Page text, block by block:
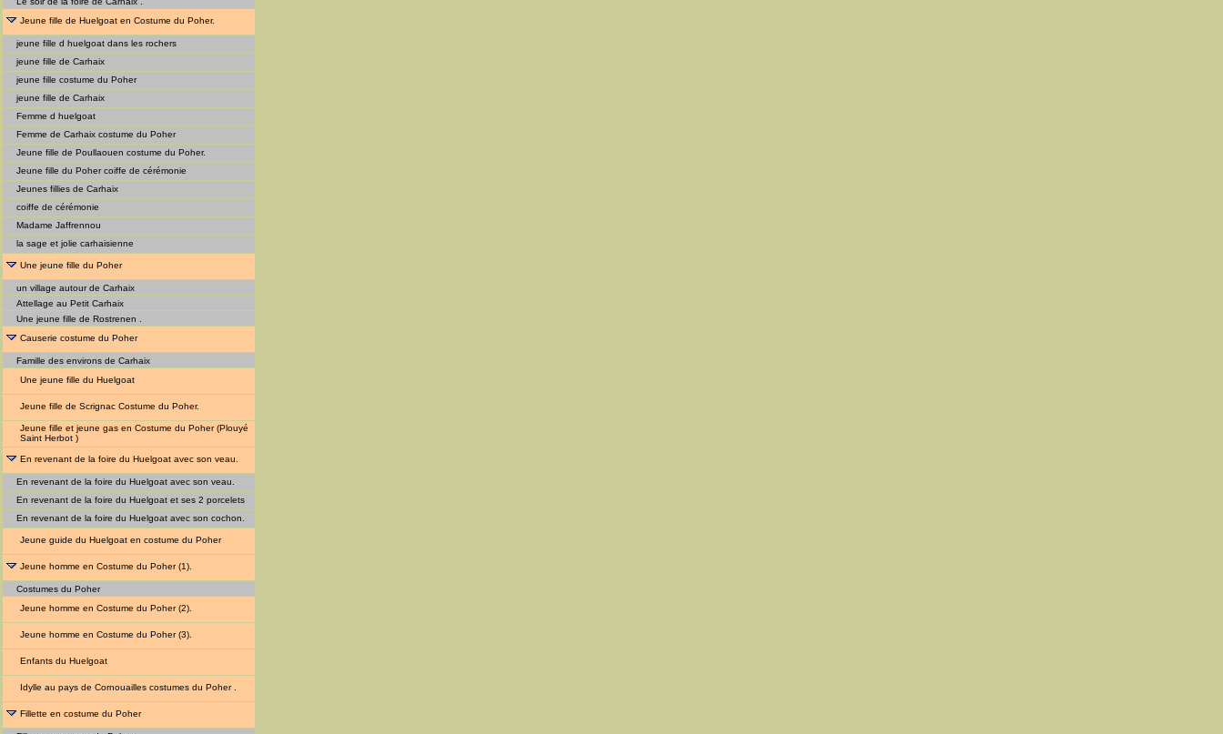
jeune fille d huelgoat dans les rochers
jeune fille de Carhaix
jeune fille costume du Poher
jeune fille de Carhaix
Femme d huelgoat
Femme de Carhaix costume du Poher
Jeune fille de Poullaouen costume du Poher.
Jeune fille du Poher coiffe de cérémonie
Jeunes fillies de Carhaix
coiffe de cérémonie
Madame Jaffrennou
la sage et jolie carhaisienne
Jeune fille de Huelgoat en Costume du Poher.
un village autour de Carhaix
Attellage au Petit Carhaix
Une jeune fille de Rostrenen .
Une jeune fille du Poher
Famille des environs de Carhaix
Causerie costume du Poher
Une jeune fille du Huelgoat
Jeune fille de Scrignac Costume du Poher.
Jeune fille et jeune gas en Costume du Poher (Plouyé
Saint Herbot )
En revenant de la foire du Huelgoat avec son veau.
En revenant de la foire du Huelgoat et ses 2 porcelets
En revenant de la foire du Huelgoat avec son cochon.
En revenant de la foire du Huelgoat avec son veau.
Jeune guide du Huelgoat en costume du Poher
Costumes du Poher
Jeune homme en Costume du Poher (1).
Jeune homme en Costume du Poher (2).
Jeune homme en Costume du Poher (3).
Enfants du Huelgoat
Idylle au pays de Cornouailles costumes du Poher .
Fillette en costume du Poher